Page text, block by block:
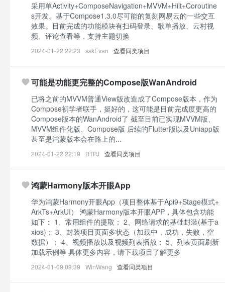
采用单Activity+ComposeNavigation+MVVM+Hilt+Coroutine
s开发。基于Compose1.3.0尽可能的复刻网易云的一些交互
效果。目前完成的功能模块有扫码登录、歌单播放、云村视
频、评论查看等，支持主题切换
2024-01-22 22:23 sskEvan 查看同类项目
可能是功能更完整的Compose版WanAndroid
已将之前的MVVM普通View版改造成了Compose版本，作为
Compose初学者联手，挺好的，这可能是目前完成度更高的
Compose版本的WanAndroid了 截至目前已实现MVVM版、
MVVM组件化版、Compose版 后续的Flutter版以及Uniapp版
甚至是鸿蒙版本会在路上的...
2024-01-22 22:19 BTPJ 查看同类项目
鸿蒙Harmony版本开眼App
华为鸿蒙Harmony开眼App（项目整体基于Api9+Stage模式+
ArkTs+ArkUI） 鸿蒙Harmony版本开眼APP，具体包含功能
如下： 1、常用组件的提取； 2、网络请求的基础封装(基于a
xios)； 3、封装项目页面多状态（加载中，成功，失败，空
数据）； 4、视频播放以及视频列表播放； 5、列表页面刷新
加载示例等 具体更多内容，请下载项目了解更多
2024-01-09 09:39 WinWang 查看同类项目